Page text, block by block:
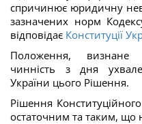
спричинює юридичну
зазначених норм
відповідає Конституції
Положення, визнане
чинність з дня
України цього Рішення.
Рішення
остаточним та таким, що